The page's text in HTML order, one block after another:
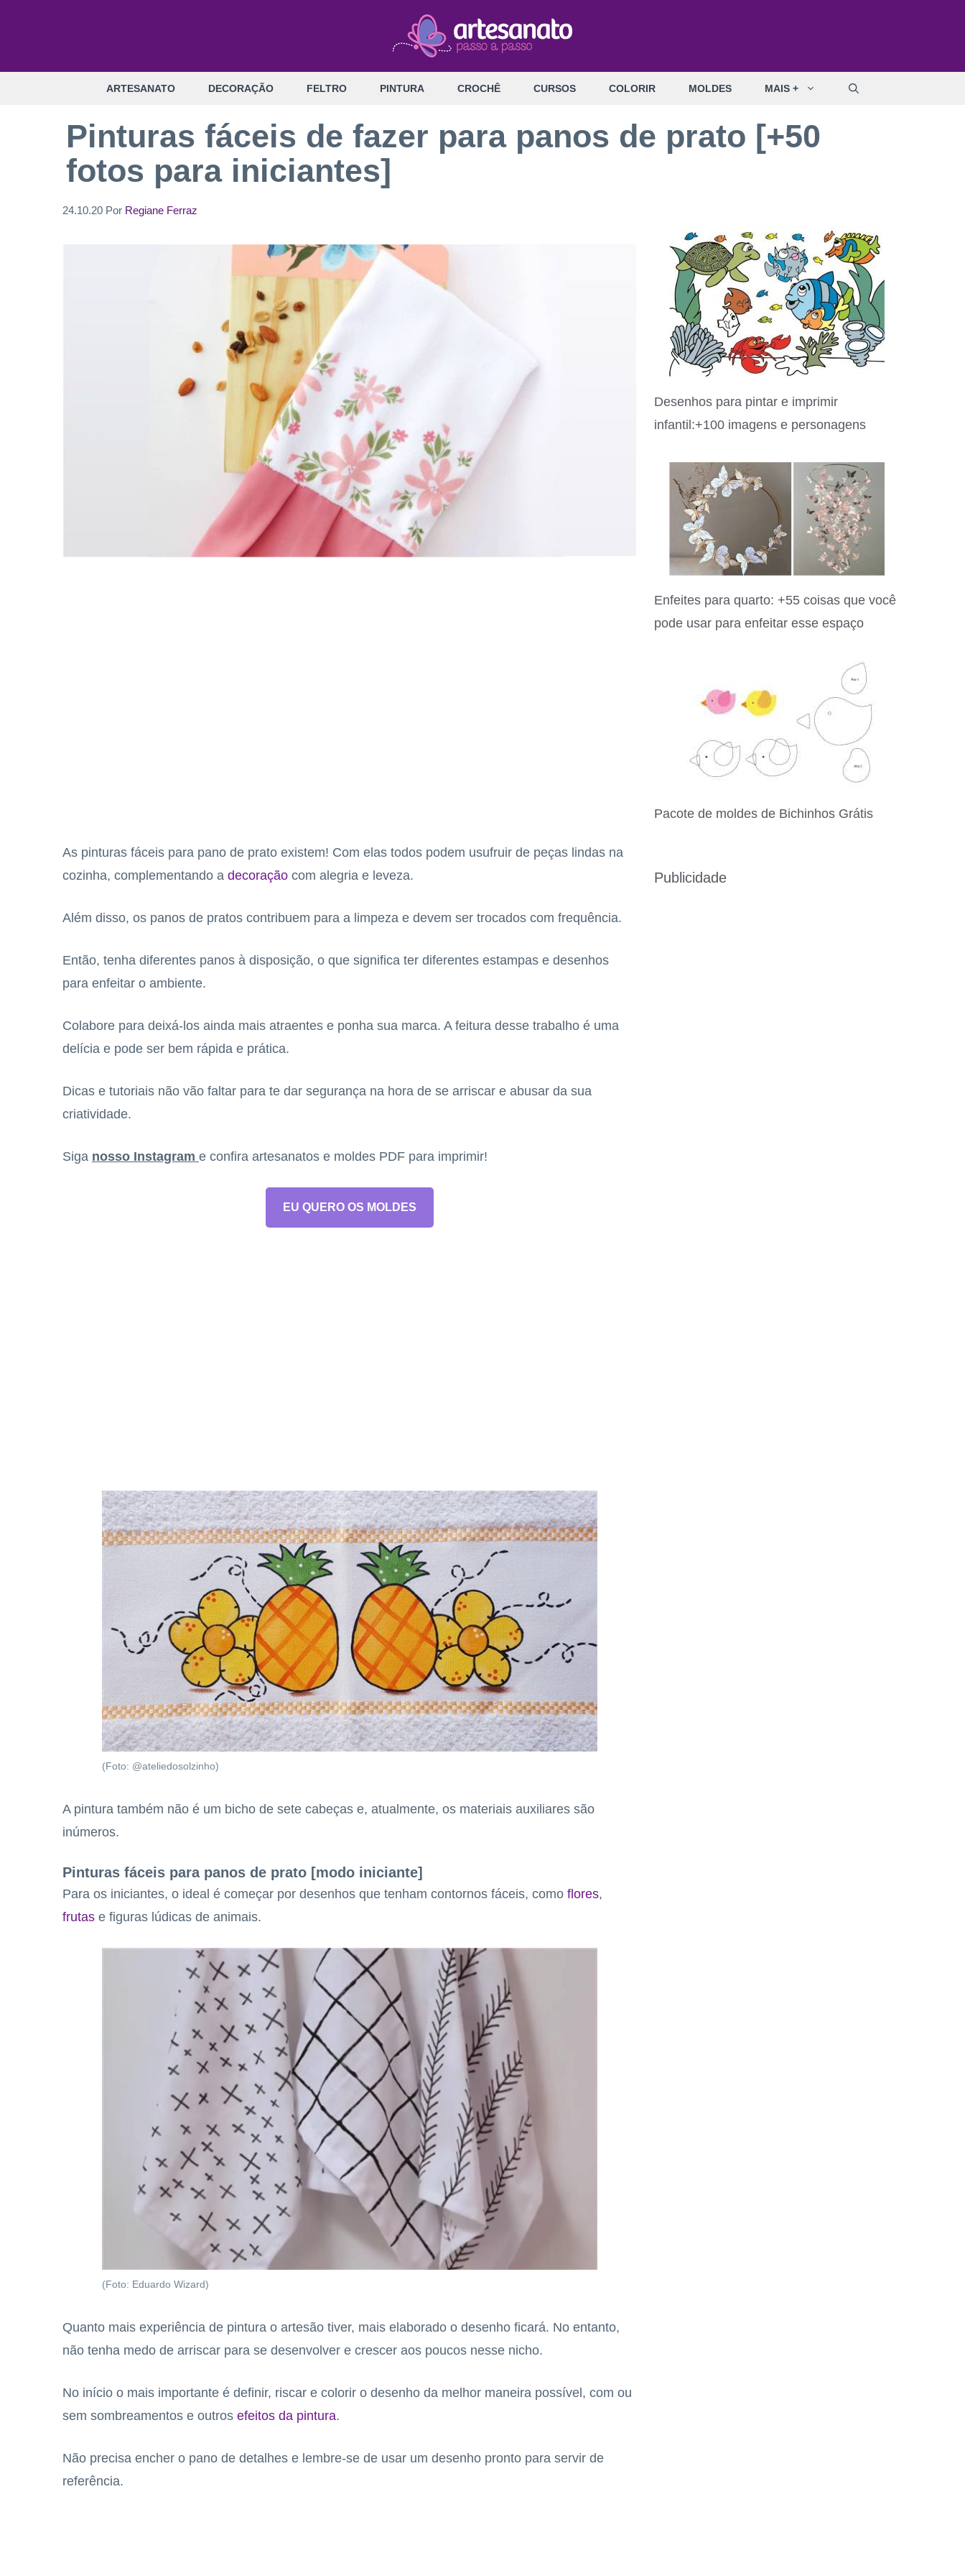
ARTESANATO DECORAÇÃO FELTRO PINTURA CROCHÊ CURSOS COLORIR MOLDES MAIS +
Pinturas fáceis de fazer para panos de prato [+50
fotos para iniciantes]
24.10.20 Por Regiane Ferraz
As pinturas fáceis para pano de prato existem! Com elas todos podem usufruir de peças lindas na
cozinha, complementando a decoração com alegria e leveza.
Além disso, os panos de pratos contribuem para a limpeza e devem ser trocados com frequência.
Então, tenha diferentes panos à disposição, o que significa ter diferentes estampas e desenhos
para enfeitar o ambiente.
Colabore para deixá-los ainda mais atraentes e ponha sua marca. A feitura desse trabalho é uma
delícia e pode ser bem rápida e prática.
Dicas e tutoriais não vão faltar para te dar segurança na hora de se arriscar e abusar da sua
criatividade.
Siga nosso Instagram e confira artesanatos e moldes PDF para imprimir!
EU QUERO OS MOLDES
(Foto: @ateliedosolzinho)
A pintura também não é um bicho de sete cabeças e, atualmente, os materiais auxiliares são
inúmeros.
Pinturas fáceis para panos de prato [modo iniciante]
Para os iniciantes, o ideal é começar por desenhos que tenham contornos fáceis, como flores,
frutas e figuras lúdicas de animais.
(Foto: Eduardo Wizard)
Quanto mais experiência de pintura o artesão tiver, mais elaborado o desenho ficará. No entanto,
não tenha medo de arriscar para se desenvolver e crescer aos poucos nesse nicho.
No início o mais importante é definir, riscar e colorir o desenho da melhor maneira possível, com ou
sem sombreamentos e outros efeitos da pintura.
Não precisa encher o pano de detalhes e lembre-se de usar um desenho pronto para servir de
referência.
Desenhos para pintar e imprimir
infantil:+100 imagens e personagens
Enfeites para quarto: +55 coisas que você
pode usar para enfeitar esse espaço
Pacote de moldes de Bichinhos Grátis
Publicidade